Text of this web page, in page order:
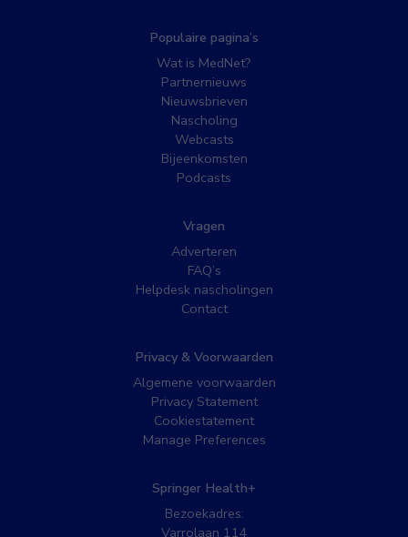
Populaire pagina’s
Wat is MedNet?
Partnernieuws
Nieuwsbrieven
Nascholing
Webcasts
Bijeenkomsten
Podcasts
Vragen
Adverteren
FAQ’s
Helpdesk nascholingen
Contact
Privacy & Voorwaarden
Algemene voorwaarden
Privacy Statement
Cookiestatement
Manage Preferences
Springer Health+
Bezoekadres:
Varrolaan 114